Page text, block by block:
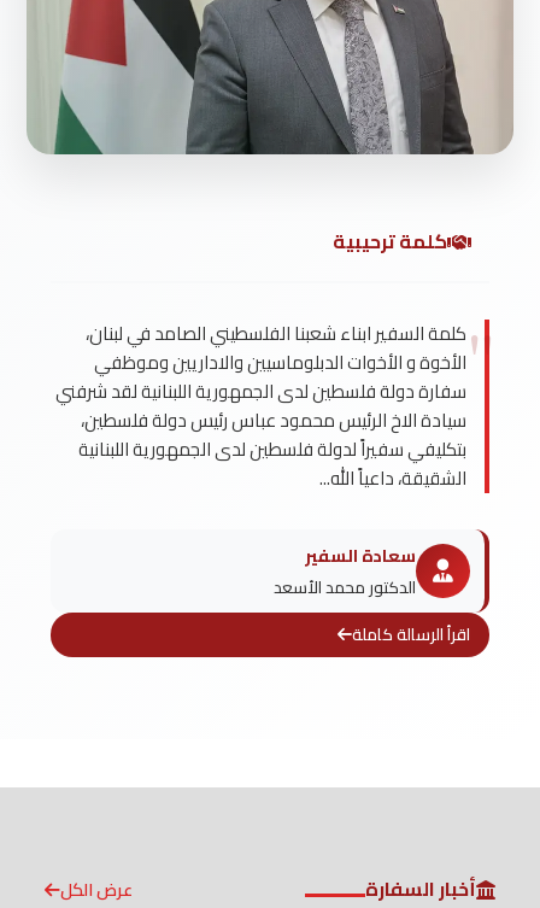
كلمة ترحيبية
كلمة السفير ابناء شعبنا الفلسطيني الصامد في لبنان،
الأخوة و الأخوات الدبلوماسيين والاداريين وموظفي
سفارة دولة فلسطين لدى الجمهورية اللبنانية لقد شرفني
سيادة الاخ الرئيس محمود عباس رئيس دولة فلسطين،
بتكليفي سفيراً لدولة فلسطين لدى الجمهورية اللبنانية
الشقيقة، داعياً الله...
سعادة السفير
الدكتور محمد الأسعد
اقرأ الرسالة كاملة
أخبار السفارة عرض الكل